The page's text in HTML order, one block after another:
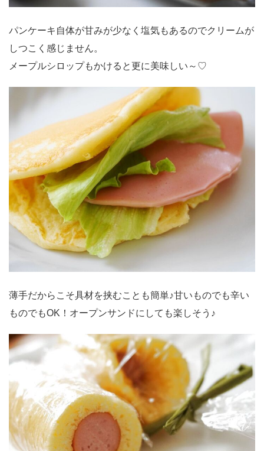
パンケーキ自体が甘みが少なく塩気もあるのでクリームが
しつこく感じません。
メープルシロップもかけると更に美味しい～♡
薄手だからこそ具材を挟むことも簡単♪甘いものでも辛い
ものでもOK！オープンサンドにしても楽しそう♪